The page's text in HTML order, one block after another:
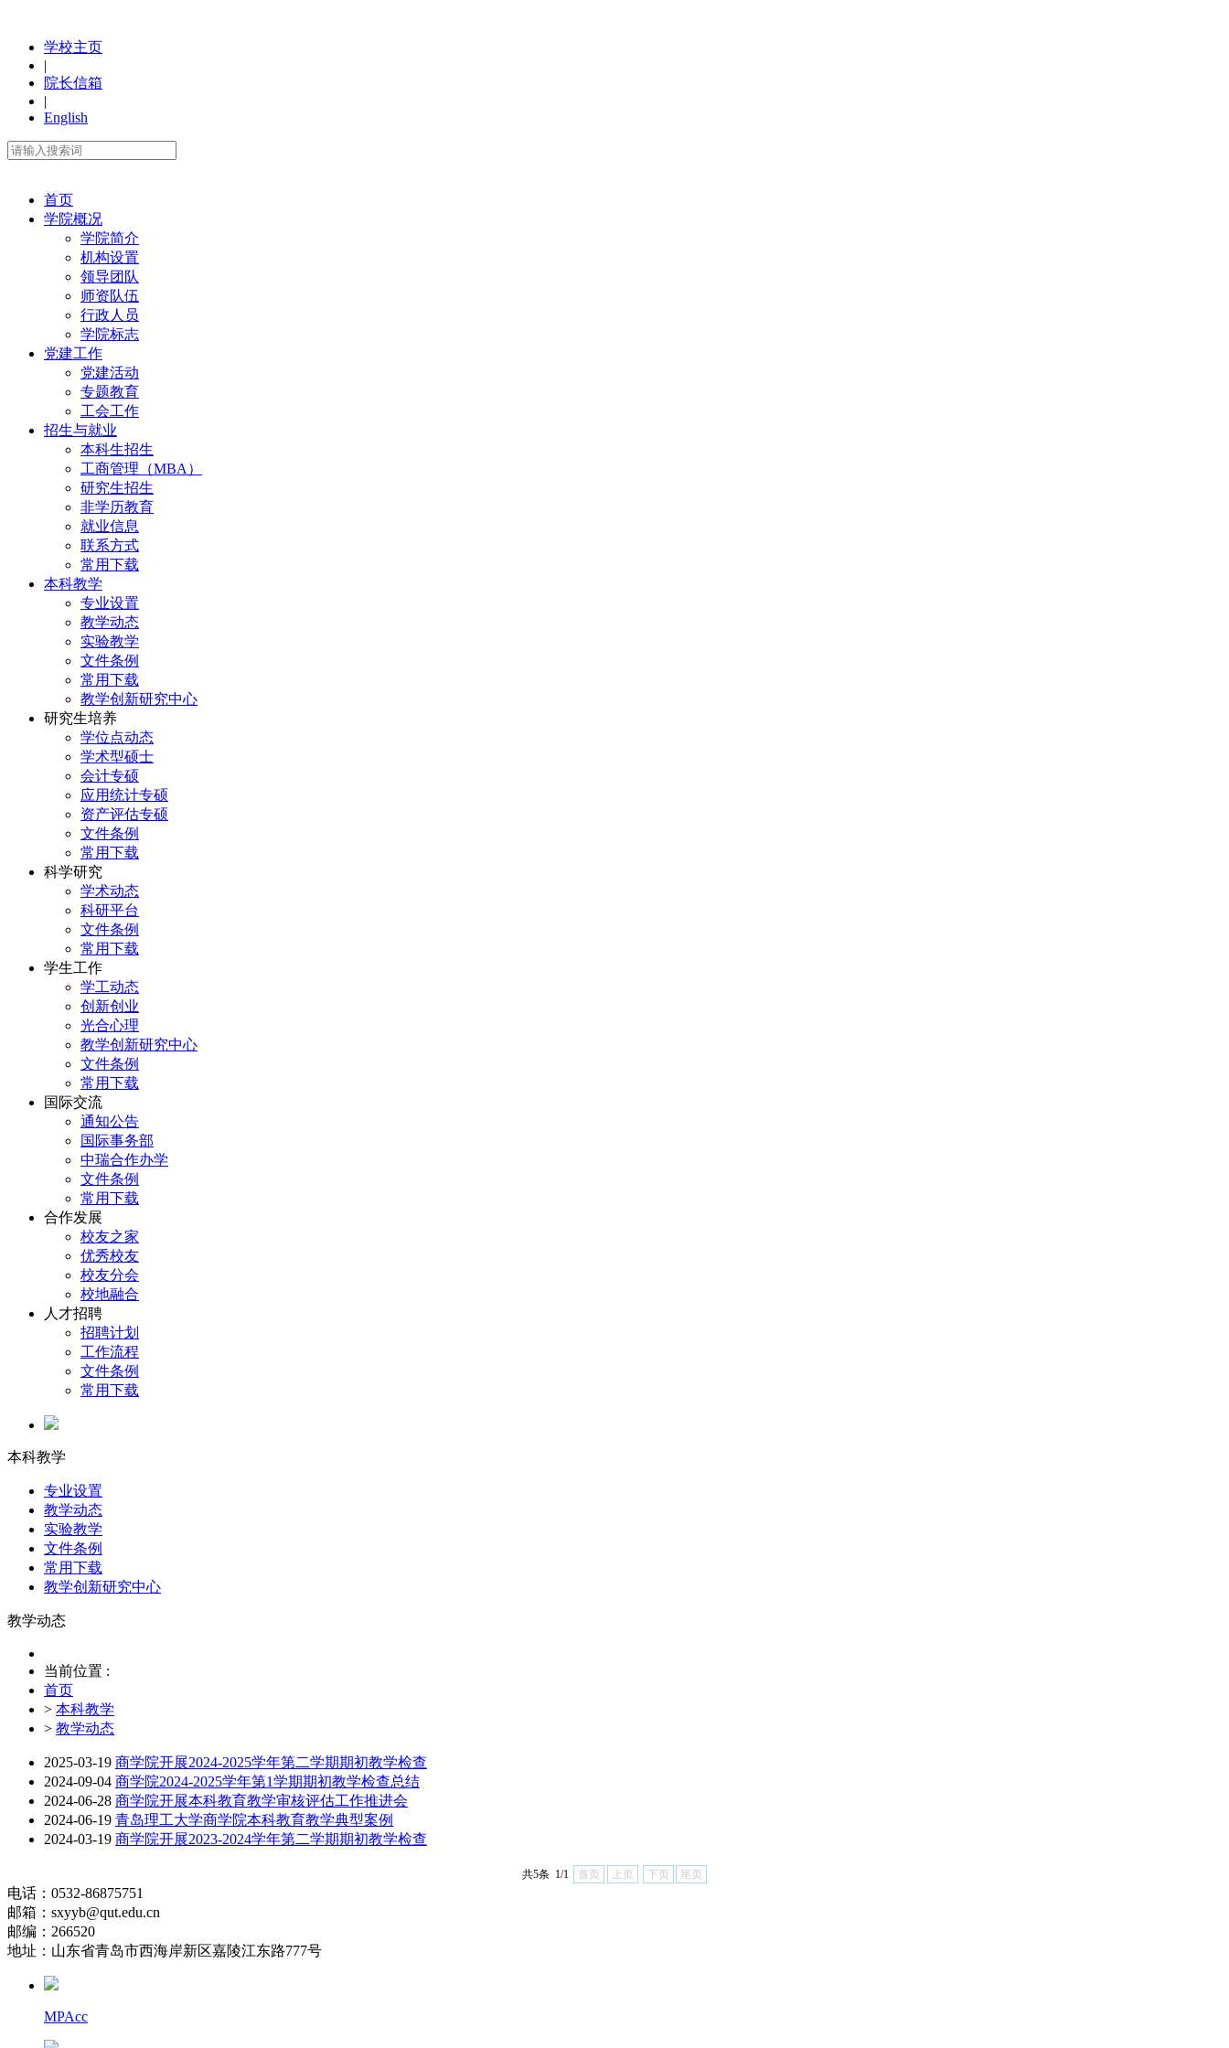
学校主页
|
院长信箱
|
English
首页
学院概况
学院简介
机构设置
领导团队
师资队伍
行政人员
学院标志
党建工作
党建活动
专题教育
工会工作
招生与就业
本科生招生
工商管理（MBA）
研究生招生
非学历教育
就业信息
联系方式
常用下载
本科教学
专业设置
教学动态
实验教学
文件条例
常用下载
教学创新研究中心
研究生培养
学位点动态
学术型硕士
会计专硕
应用统计专硕
资产评估专硕
文件条例
常用下载
科学研究
学术动态
科研平台
文件条例
常用下载
学生工作
学工动态
创新创业
光合心理
教学创新研究中心
文件条例
常用下载
国际交流
通知公告
国际事务部
中瑞合作办学
文件条例
常用下载
合作发展
校友之家
优秀校友
校友分会
校地融合
人才招聘
招聘计划
工作流程
文件条例
常用下载
本科教学
专业设置
教学动态
实验教学
文件条例
常用下载
教学创新研究中心
教学动态
当前位置 :
首页
> 本科教学
> 教学动态
2025-03-19 商学院开展2024-2025学年第二学期期初教学检查
2024-09-04 商学院2024-2025学年第1学期期初教学检查总结
2024-06-28 商学院开展本科教育教学审核评估工作推进会
2024-06-19 青岛理工大学商学院本科教育教学典型案例
2024-03-19 商学院开展2023-2024学年第二学期期初教学检查
共5条 1/1 首页 上页 下页 尾页
电话：0532-86875751
邮箱：sxyyb@qut.edu.cn
邮编：266520
地址：山东省青岛市西海岸新区嘉陵江东路777号
MPAcc